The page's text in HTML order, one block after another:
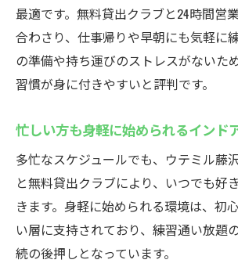
最適です。無料貸出クラブと24時間営
合わさり、仕事帰りや早朝にも気軽に
の準備や持ち運びのストレスがないた
習慣が身に付きやすいと評判です。
忙しい方も身軽に始められるインド
多忙なスケジュールでも、ウテミル藤
と無料貸出クラブにより、いつでも好
きます。身軽に始められる環境は、初
い層に支持されており、練習通い放題
続の後押しとなっています。